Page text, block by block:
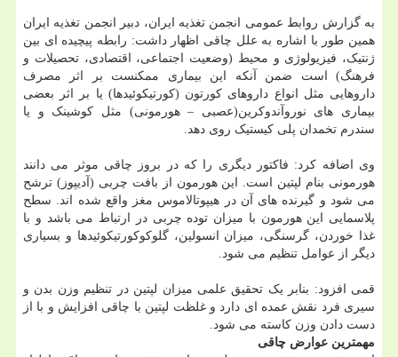
به گزارش روابط عمومی انجمن تغذیه ایران، دبیر انجمن تغذیه ایران
همین طور با اشاره به علل چاقی اظهار داشت: رابطه پیچیده ای بین
ژنتیک، فیزیولوژی و محیط (وضعیت اجتماعی، اقتصادی، تحصیلات و
فرهنگ) است ضمن آنکه این بیماری ممکنست بر اثر مصرف
داروهایی مثل انواع داروهای کورتون (کورتیکوئیدها) یا بر اثر بعضی
بیماری های نوروآندوکرین(عصبی – هورمونی) مثل کوشینک و یا
سندرم تخمدان پلی کیستیک روی دهد.
وی اضافه کرد: فاکتور دیگری را که در بروز چاقی موثر می دانند
هورمونی بنام لپتین است. این هورمون از بافت چربی (آدیپوز) ترشح
می شود و گیرنده های آن در هیپوتالاموس مغز واقع شده اند. سطح
پلاسمایی این هورمون با میزان توده چربی در ارتباط می باشد و با
غذا خوردن، گرسنگی، میزان انسولین، گلوکوکورتیکوئیدها و بسیاری
دیگر از عوامل تنظیم می شود.
قمی افزود: بنابر یک تحقیق علمی میزان لپتین در تنظیم وزن بدن و
سیری فرد نقش عمده ای دارد و غلظت لپتین با چاقی افزایش و با از
دست دادن وزن کاسته می شود.
مهمترین عوارض چاقی